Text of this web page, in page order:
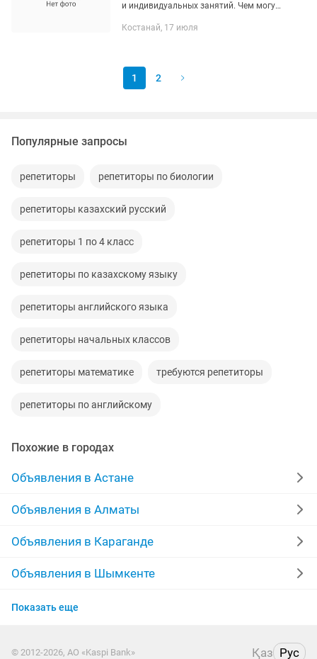
и индивидуальных занятий. Чем могу
средняя школа) • Подготовка к
Костанай, 17 июля
1 2
Популярные запросы
репетиторы репетиторы по биологии
репетиторы казахский русский
репетиторы 1 по 4 класс
репетиторы по казахскому языку
репетиторы английского языка
репетиторы начальных классов
репетиторы математике требуются репетиторы
репетиторы по английскому
Похожие в городах
Объявления в Астане
Объявления в Алматы
Объявления в Караганде
Объявления в Шымкенте
Объявления в Усть-Каменогорске
Показать еще
© 2012-2026, АО «Kaspi Bank» Қаз Рус